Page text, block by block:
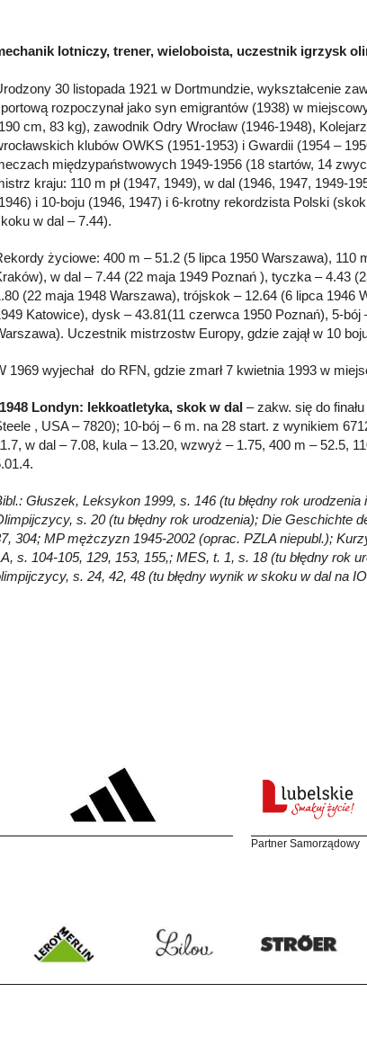
lotniczy, trener, wieloboista, uczestnik igrzysk
30 listopada 1921 w Dortmundzie, wykształcenie
rozpoczynał jako syn emigrantów (1938) w
cm, 83 kg), zawodnik Odry Wrocław (1946-1948),
klubów OWKS (1951-1953) i Gwardii (1954 –
międzypaństwowych 1949-1956 (18 startów, 14
kraju: 110 m pł (1947, 1949), w dal (1946, 1947, 1949-
i 10-boju (1946, 1947) i 6-krotny rekordzista Polski
w dal – 7.44).
życiowe: 400 m – 51.2 (5 lipca 1950 Warszawa), 110
w dal – 7.44 (22 maja 1949 Poznań ), tyczka – 4.43
(22 maja 1948 Warszawa), trójskok – 12.64 (6 lipca 1946
Katowice), dysk – 43.81(11 czerwca 1950 Poznań), 5-
Uczestnik mistrzostw Europy, gdzie zajął w 10
1969 wyjechał do RFN, gdzie zmarł 7 kwietnia 1993 w
Londyn: lekkoatletyka, skok w dal – zakw. się do
, USA – 7820); 10-bój – 6 m. na 28 start. z wynikiem
w dal – 7.08, kula – 13.20, wzwyż – 1.75, 400 m – 52.5,
Głuszek, Leksykon 1999, s. 146 (tu błędny rok
s. 20 (tu błędny rok urodzenia); Die Geschichte
304; MP mężczyzn 1945-2002 (oprac. PZLA niepubl.);
s. 104-105, 129, 153, 155,; MES, t. 1, s. 18 (tu błędny rok
s. 24, 42, 48 (tu błędny wynik w skoku w dal na
Partner Samorządowy